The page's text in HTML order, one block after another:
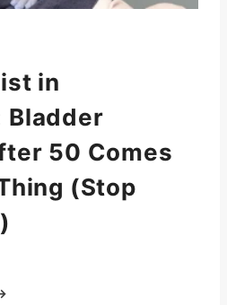
in
Bladder
50 Comes
(Stop